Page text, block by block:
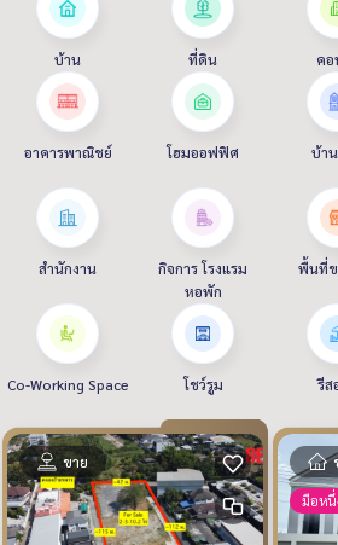
บ้าน ที่ดิน คอ
อาคารพาณิชย์ โฮมออฟฟิศ บ้า
สำนักงาน
กิจการ โรงแรม
หอพัก
พื้นที่ข
Co-Working Space โชว์รูม รีส
ขาย
มือหนึ่